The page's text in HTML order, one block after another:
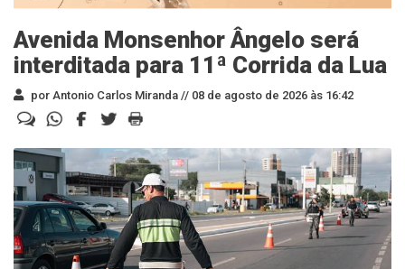
Avenida Monsenhor Ângelo será
interditada para 11ª Corrida da Lua
por Antonio Carlos Miranda // 08 de agosto de 2026 às 16:42